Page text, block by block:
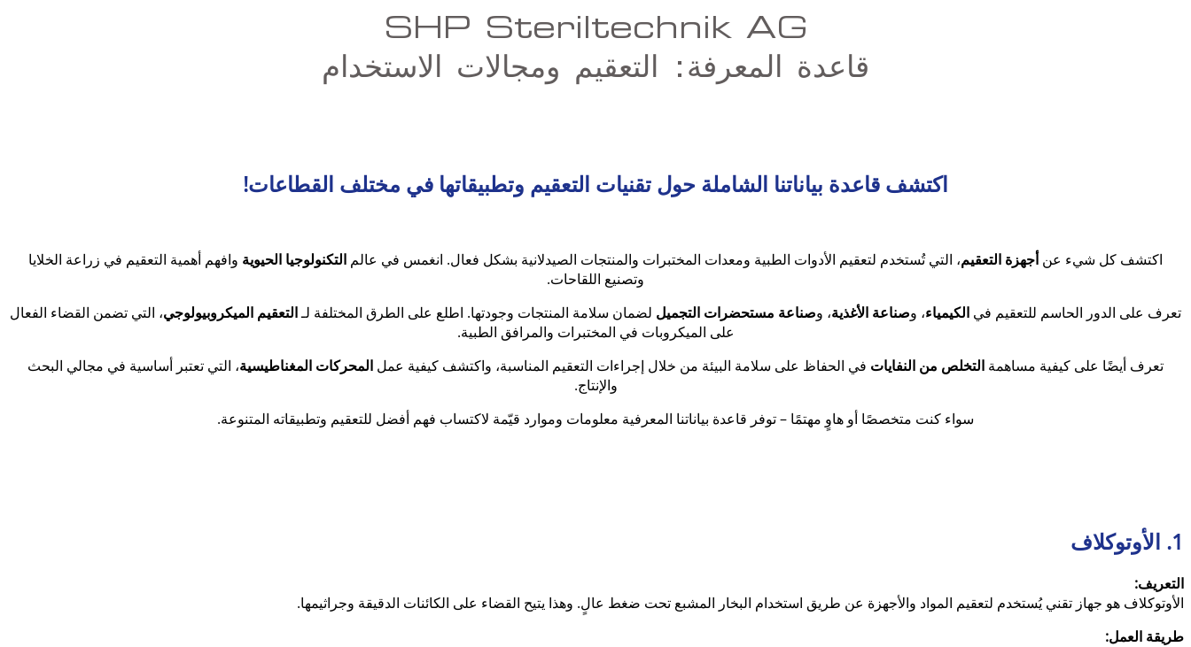
SHP Steriltechnik AG
قاعدة المعرفة: التعقيم ومجالات الاستخدام
اكتشف قاعدة بياناتنا الشاملة حول تقنيات التعقيم وتطبيقاتها في مختلف القطاعات!
اكتشف كل شيء عنأجهزة التعقيم، التي تُستخدم لتعقيم الأدوات الطبية ومعدات المختبرات والمنتجات الصيدلانية بشكل فعال. انغمس في عالم التكنولوجيا الحيوية وافهم أهمية التعقيم في زراعة الخلايا
وتصنيع اللقاحات.
تعرف على الدور الحاسم للتعقيم في الكيمياء، وصناعة الأغذية، وصناعة مستحضرات التجميل لضمان سلامة المنتجات وجودتها. اطلع على الطرق المختلفة لـالتعقيم الميكروبيولوجي، التي تضمن القضاء الفعال
على الميكروبات في المختبرات والمرافق الطبية.
تعرف أيضًا على كيفية مساهمة التخلص من النفايات في الحفاظ على سلامة البيئة من خلال إجراءات التعقيم المناسبة، واكتشف كيفية عمل المحركات المغناطيسية، التي تعتبر أساسية في مجالي البحث
والإنتاج.
سواء كنت متخصصًا أو هاوٍ مهتمًا – توفر قاعدة بياناتنا المعرفية معلومات وموارد قيّمة لاكتساب فهم أفضل للتعقيم وتطبيقاته المتنوعة.
1. الأوتوكلاف
التعريف:
الأوتوكلاف هو جهاز تقني يُستخدم لتعقيم المواد والأجهزة عن طريق استخدام البخار المشبع تحت ضغط عالٍ. وهذا يتيح القضاء على الكائنات الدقيقة وجراثيمها.
طريقة العمل: